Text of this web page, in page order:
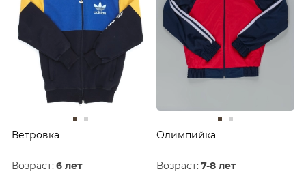
Ветровка
Возраст: 6 лет
Олимпийка
Возраст: 7-8 лет